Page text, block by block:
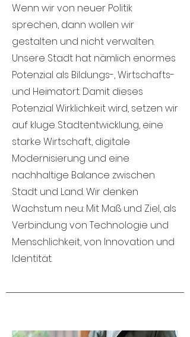
Wenn wir von neuer Politik
sprechen, dann wollen wir
gestalten und nicht verwalten.
Unsere Stadt hat nämlich enormes
Potenzial als Bildungs-, Wirtschafts-
und Heimatort. Damit dieses
Potenzial Wirklichkeit wird, setzen wir
auf kluge Stadtentwicklung, eine
starke Wirtschaft, digitale
Modernisierung und eine
nachhaltige Balance zwischen
Stadt und Land. Wir denken
Wachstum neu: Mit Maß und Ziel, als
Verbindung von Technologie und
Menschlichkeit, von Innovation und
Identität.